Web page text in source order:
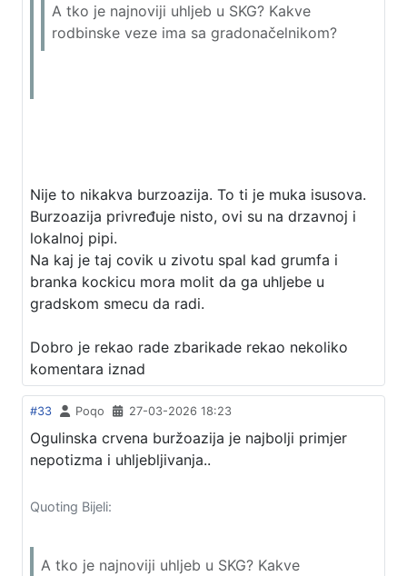
A tko je najnoviji uhljeb u SKG? Kakve
rodbinske veze ima sa gradonačelnikom?
Nije to nikakva burzoazija. To ti je muka isusova.
Burzoazija privređuje nisto, ovi su na drzavnoj i
lokalnoj pipi.
Na kaj je taj covik u zivotu spal kad grumfa i
branka kockicu mora molit da ga uhljebe u
gradskom smecu da radi.
Dobro je rekao rade zbarikade rekao nekoliko
komentara iznad
#33 Poqo 27-03-2026 18:23
Ogulinska crvena buržoazija je najbolji primjer
nepotizma i uhljebljivanja..
Quoting Bijeli:
A tko je najnoviji uhljeb u SKG? Kakve